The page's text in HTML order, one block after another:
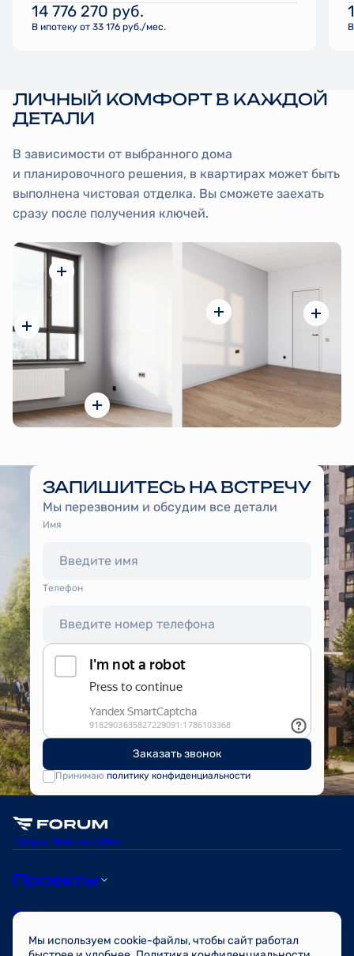
14 776 270 руб.
В ипотеку от 33 176 руб./мес.
ЛИЧНЫЙ КОМФОРТ В КАЖДОЙ
ДЕТАЛИ
В зависимости от выбранного дома
и планировочного решения, в квартирах может быть
выполнена чистовая отделка. Вы сможете заехать
сразу после получения ключей.
ЗАПИШИТЕСЬ НА ВСТРЕЧУ
Мы перезвоним и обсудим все детали
Имя
Tелефон
Заказать звонок
Принимаю политику конфиденциальности
TelegramВконтактеMax
Проекты
Квартиры
О компании
Мы используем cookie-файлы, чтобы сайт работал